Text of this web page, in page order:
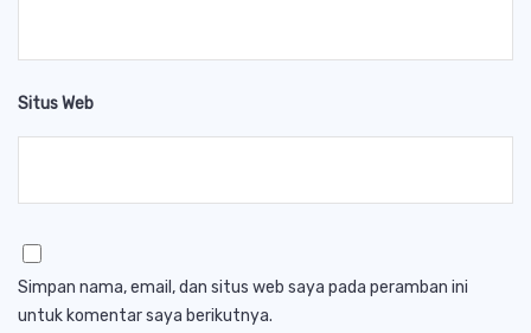
Situs Web
Simpan nama, email, dan situs web saya pada peramban ini
untuk komentar saya berikutnya.